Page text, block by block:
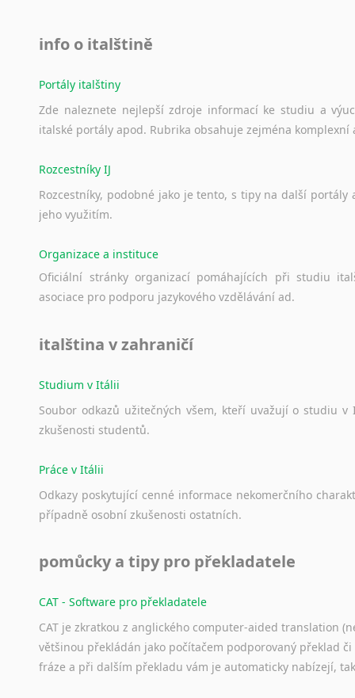
info o italštině
Portály italštiny
Zde naleznete nejlepší zdroje informací ke studiu a
italské portály apod. Rubrika obsahuje zejména komplexní
Rozcestníky IJ
Rozcestníky, podobné jako je tento, s tipy na další portály
jeho využitím.
Organizace a instituce
Oficiální stránky organizací pomáhajících při studiu
asociace pro podporu jazykového vzdělávání ad.
italština v zahraničí
Studium v Itálii
Soubor odkazů užitečných všem, kteří uvažují o studiu v
zkušenosti studentů.
Práce v Itálii
Odkazy poskytující cenné informace nekomerčního
případně osobní zkušenosti ostatních.
pomůcky a tipy pro překladatele
CAT - Software pro překladatele
CAT je zkratkou z anglického computer-aided translation
většinou překládán jako počítačem podporovaný překlad
fráze a při dalším překladu vám je automaticky nabízejí,